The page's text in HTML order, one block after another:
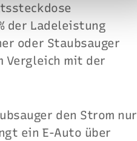
der Ladeleistung
oder Staubsauger
Vergleich mit der
den Strom nur
ein E-Auto über